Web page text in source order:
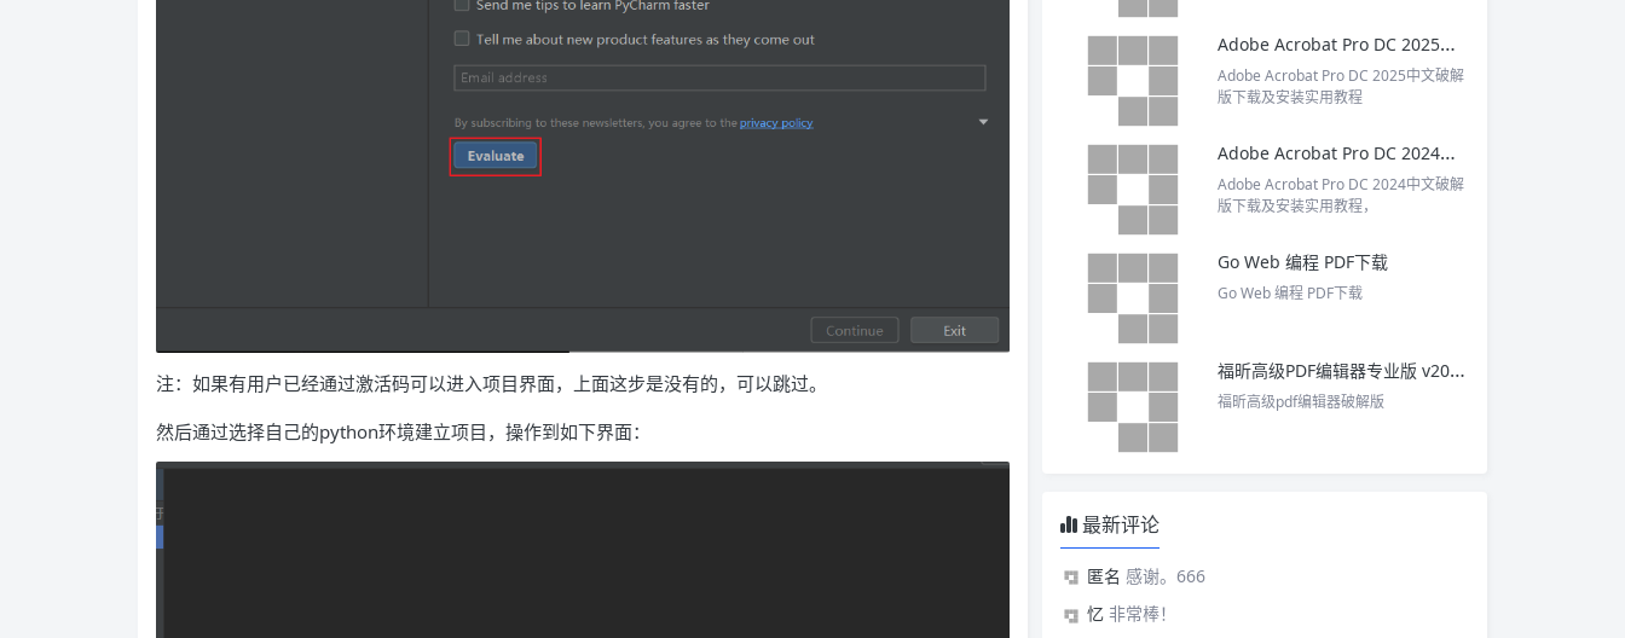
注：如果有用户已经通过激活码可以进入项目界面，上面这步是没有的，可以跳过。
然后通过选择自己的python环境建立项目，操作到如下界面：
Adobe Acrobat Pro DC 2025中文破解版下载及安装实用教程
Adobe Acrobat Pro DC 2025中文破解
版下载及安装实用教程
Adobe Acrobat Pro DC 2024中文破解版下载及安装实用教程
Adobe Acrobat Pro DC 2024中文破解
版下载及安装实用教程，
Go Web 编程 PDF下载
Go Web 编程 PDF下载
福昕高级PDF编辑器专业版 v2025 中文激活版
福昕高级pdf编辑器破解版
最新评论
匿名 感谢。666
忆 非常棒！